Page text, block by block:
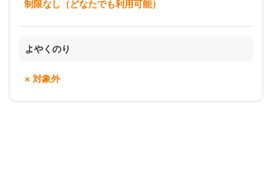
制限なし（どなたでも利用可能）
よやくのり
× 対象外